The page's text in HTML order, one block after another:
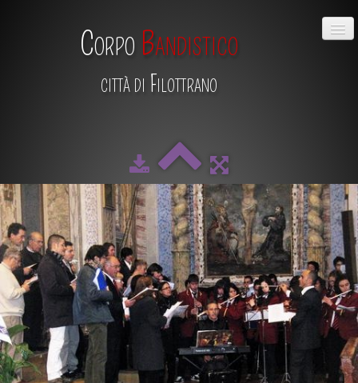
Corpo Bandistico
città di Filottrano
CHI SIAMO
DIRETTIVO
MAESTRO
SCUOLA DI MUSICA
ALBUM
CALENDARIO
CONTATTI